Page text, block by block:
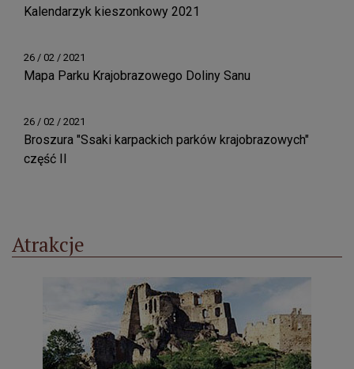
Kalendarzyk kieszonkowy 2021
26 / 02 / 2021
Mapa Parku Krajobrazowego Doliny Sanu
26 / 02 / 2021
Broszura "Ssaki karpackich parków krajobrazowych"
część II
Atrakcje